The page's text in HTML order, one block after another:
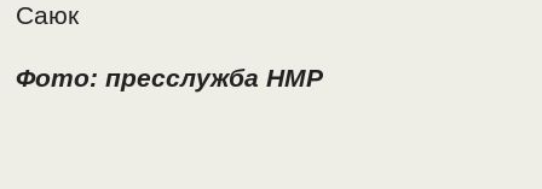
Саюк
Фото: пресслужба НМР